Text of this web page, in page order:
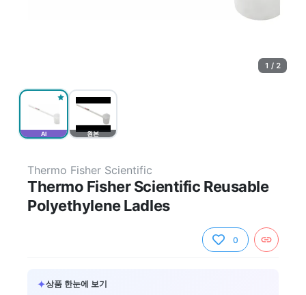
AI 원본
1 / 2
Thermo Fisher Scientific
Thermo Fisher Scientific Reusable
Polyethylene Ladles
0
✦상품 한눈에 보기